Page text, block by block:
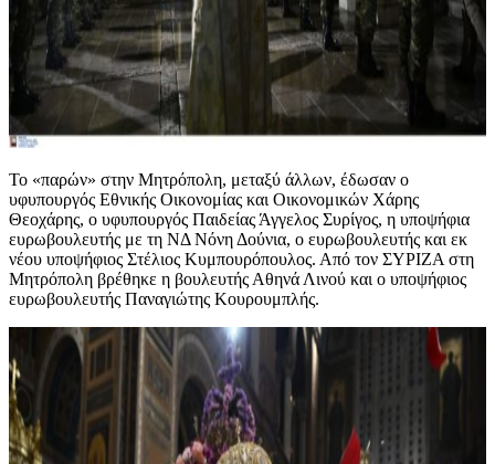
Το «παρών» στην Μητρόπολη, μεταξύ άλλων, έδωσαν ο
υφυπουργός Εθνικής Οικονομίας και Οικονομικών Χάρης
Θεοχάρης, ο υφυπουργός Παιδείας Άγγελος Συρίγος, η υποψήφια
ευρωβουλευτής με τη ΝΔ Νόνη Δούνια, ο ευρωβουλευτής και εκ
νέου υποψήφιος Στέλιος Κυμπουρόπουλος. Από τον ΣΥΡΙΖΑ στη
Μητρόπολη βρέθηκε η βουλευτής Αθηνά Λινού και ο υποψήφιος
ευρωβουλευτής Παναγιώτης Κουρουμπλής.